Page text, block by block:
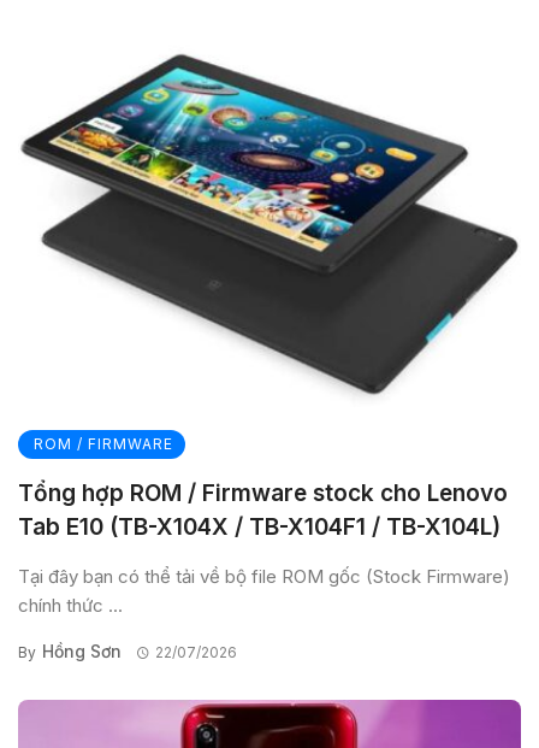
ROM / FIRMWARE
Tổng hợp ROM / Firmware stock cho Lenovo
Tab E10 (TB-X104X / TB-X104F1 / TB-X104L)
Tại đây bạn có thể tải về bộ file ROM gốc (Stock Firmware)
chính thức ...
By Hồng Sơn 22/07/2026